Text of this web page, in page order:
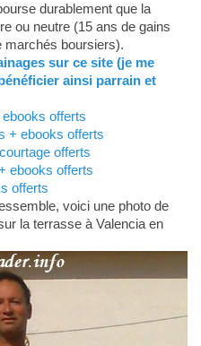
durablement que la
ou neutre (15 ans de gains
marchés boursiers).
sur ce site (je me
ainsi parrain et
offerts
+ ebooks offerts
offerts
ebooks offerts
offerts
voici une photo de
la terrasse à Valencia en